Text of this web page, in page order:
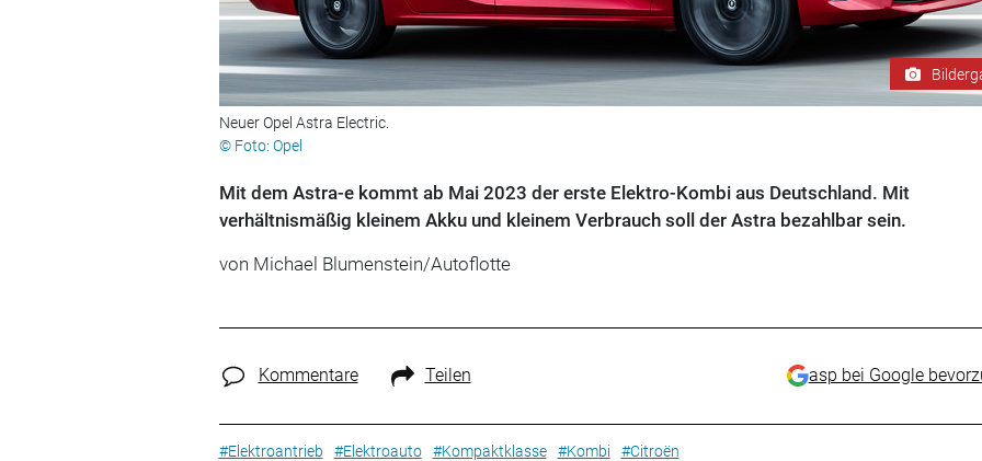
Neuer Opel Astra Electric.
© Foto: Opel
Mit dem Astra-e kommt ab Mai 2023 der erste Elektro-Kombi aus Deutschland. Mit
verhältnismäßig kleinem Akku und kleinem Verbrauch soll der Astra bezahlbar sein.
von Michael Blumenstein/Autoflotte
Kommentare Teilen asp bei Google
#Elektroantrieb #Elektroauto #Kompaktklasse #Kombi #Citroën